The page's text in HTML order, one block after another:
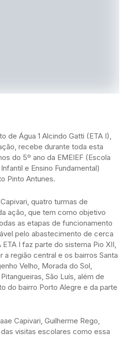
de Água 1 Alcindo Gatti (ETA I),
recebe durante toda esta
do 5º ano da EMEIEF (Escola
e Ensino Fundamental)
Pinto Antunes.
quatro turmas de
ação, que tem como objetivo
as etapas de funcionamento
pelo abastecimento de cerca
I faz parte do sistema Pio XII,
a região central e os bairros Santa
Velho, Morada do Sol,
São Luís, além de
do bairro Porto Alegre e da parte
Capivari, Guilherme Rego,
visitas escolares como essa